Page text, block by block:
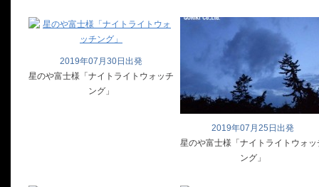
2019年07月30日出発
星のや富士様「ナイトライトウォッチ
ング」
2019年07月25日出発
星のや富士様「ナイトライトウォッ
ング」